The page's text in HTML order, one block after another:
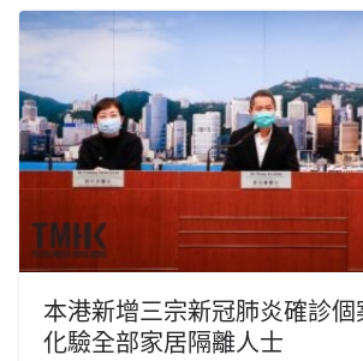
本港新增三宗新冠肺炎確診
化驗全部家居隔離人士